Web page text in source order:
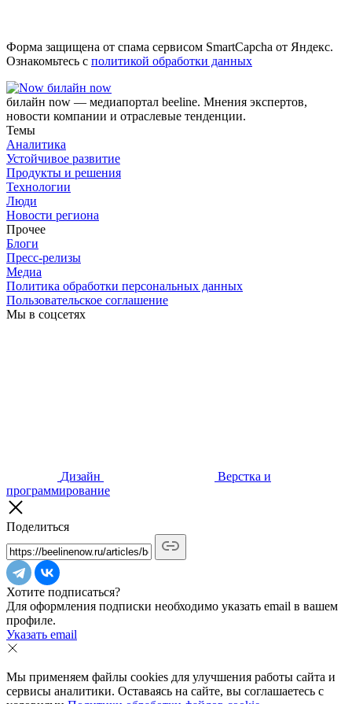
Форма защищена от спама сервисом SmartCapcha от Яндекс.
Ознакомьтесь с политикой обработки данных
билайн now
билайн now — медиапортал beeline. Мнения экспертов,
новости компании и отраслевые тенденции.
Темы
Аналитика
Устойчивое развитие
Продукты и решения
Технологии
Люди
Новости региона
Прочее
Блоги
Пресс-релизы
Медиа
Политика обработки персональных данных
Пользовательское соглашение
Мы в соцсетях
Дизайн
Верстка и
программирование
Поделиться
Хотите подписаться?
Для оформления подписки необходимо указать email в вашем
профиле.
Указать email
Мы применяем файлы cookies для улучшения работы сайта и
сервисы аналитики. Оставаясь на сайте, вы соглашаетесь с